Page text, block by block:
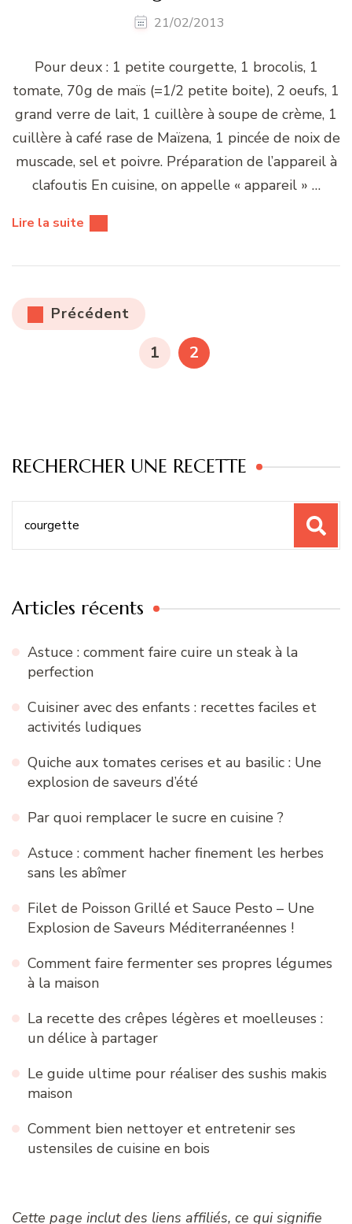
21/02/2013
Pour deux : 1 petite courgette, 1 brocolis, 1
tomate, 70g de maïs (=1/2 petite boite), 2 oeufs, 1
grand verre de lait, 1 cuillère à soupe de crème, 1
cuillère à café rase de Maïzena, 1 pincée de noix de
muscade, sel et poivre. Préparation de l’appareil à
clafoutis En cuisine, on appelle « appareil » …
Lire la suite
Pagination
des
Précédent
PAGE
1 PAGE
2
RECHERCHER UNE RECETTE
Articles récents
Astuce : comment faire cuire un steak à la
perfection
Cuisiner avec des enfants : recettes faciles et
activités ludiques
Quiche aux tomates cerises et au basilic : Une
explosion de saveurs d’été
Par quoi remplacer le sucre en cuisine ?
Astuce : comment hacher finement les herbes
sans les abîmer
Filet de Poisson Grillé et Sauce Pesto – Une
Explosion de Saveurs Méditerranéennes !
Comment faire fermenter ses propres légumes
à la maison
La recette des crêpes légères et moelleuses :
un délice à partager
Le guide ultime pour réaliser des sushis makis
maison
Comment bien nettoyer et entretenir ses
ustensiles de cuisine en bois
Cette page inclut des liens affiliés, ce qui signifie